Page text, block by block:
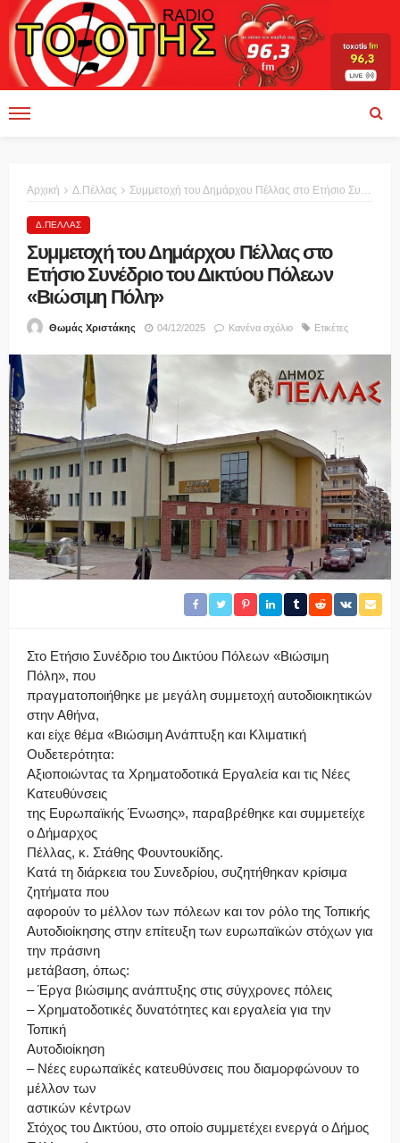
Αρχική Δ.Πέλλας Συμμετοχή του Δημάρχου Πέλλας στο Ετήσιο Συνέδριο του Δικτύου Πόλεων «Βιώσιμη Πόλη»
Δ.ΠΈΛΛΑΣ
Συμμετοχή του Δημάρχου Πέλλας στο
Ετήσιο Συνέδριο του Δικτύου Πόλεων
«Βιώσιμη Πόλη»
Θωμάς Χριστάκης 04/12/2025 Κανένα σχόλιο Ετικέτες
Στο Ετήσιο Συνέδριο του Δικτύου Πόλεων «Βιώσιμη
Πόλη», που
πραγματοποιήθηκε με μεγάλη συμμετοχή αυτοδιοικητικών
στην Αθήνα,
και είχε θέμα «Βιώσιμη Ανάπτυξη και Κλιματική
Ουδετερότητα:
Αξιοποιώντας τα Χρηματοδοτικά Εργαλεία και τις Νέες
Κατευθύνσεις
της Ευρωπαϊκής Ένωσης», παραβρέθηκε και συμμετείχε
ο Δήμαρχος
Πέλλας, κ. Στάθης Φουντουκίδης.
Κατά τη διάρκεια του Συνεδρίου, συζητήθηκαν κρίσιμα
ζητήματα που
αφορούν το μέλλον των πόλεων και τον ρόλο της Τοπικής
Αυτοδιοίκησης στην επίτευξη των ευρωπαϊκών στόχων για
την πράσινη
μετάβαση, όπως:
– Έργα βιώσιμης ανάπτυξης στις σύγχρονες πόλεις
– Χρηματοδοτικές δυνατότητες και εργαλεία για την
Τοπική
Αυτοδιοίκηση
– Νέες ευρωπαϊκές κατευθύνσεις που διαμορφώνουν το
μέλλον των
αστικών κέντρων
Στόχος του Δικτύου, στο οποίο συμμετέχει ενεργά ο Δήμος